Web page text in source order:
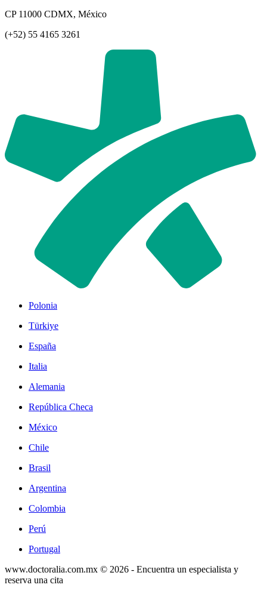
CP 11000 CDMX, México
(+52) 55 4165 3261
Polonia
Türkiye
España
Italia
Alemania
República Checa
México
Chile
Brasil
Argentina
Colombia
Perú
Portugal
www.doctoralia.com.mx © 2026 - Encuentra un especialista y
reserva una cita